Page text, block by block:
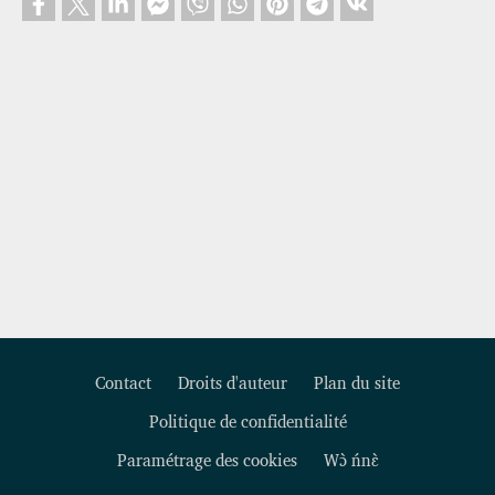
Footer
Contact Droits d'auteur
Plan du site
Politique de confidentialité
Paramétrage des cookies
Wɔ̀ ńnɛ̀